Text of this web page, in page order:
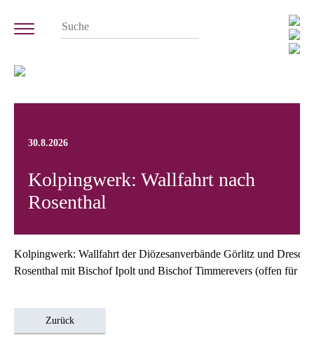
30.8.2026
Kolpingwerk: Wallfahrt nach
Rosenthal
Kolpingwerk: Wallfahrt der Diözesanverbände Görlitz und
Rosenthal mit Bischof Ipolt und Bischof Timmerevers (offen für
Zurück